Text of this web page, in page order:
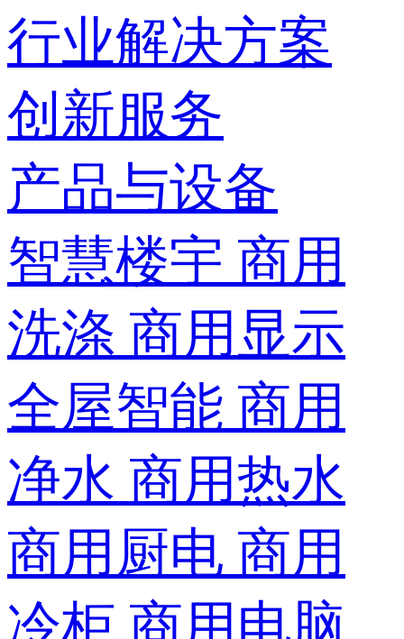
行业解决方案
创新服务
产品与设备
智慧楼宇 商用
洗涤 商用显示
全屋智能 商用
净水 商用热水
商用厨电 商用
冷柜 商用电脑